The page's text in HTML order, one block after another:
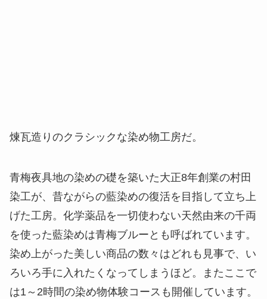
煉瓦造りのクラシックな染め物工房だ。
青梅夜具地の染めの礎を築いた大正8年創業の村田
染工が、昔ながらの藍染めの復活を目指して立ち上
げた工房。化学薬品を一切使わない天然由来の千両
を使った藍染めは青梅ブルーとも呼ばれています。
染め上がった美しい商品の数々はどれも見事で、い
ろいろ手に入れたくなってしまうほど。またここで
は1～2時間の染め物体験コースも開催しています。